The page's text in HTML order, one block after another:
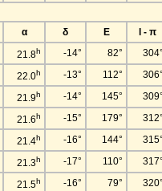
α δ E
l - π
21.8h -14° 82°
22.0h -13° 112°
21.9h -14° 145°
21.6h -15° 179°
21.4h -16° 144°
21.3h -17° 110°
21.5h -16° 79°